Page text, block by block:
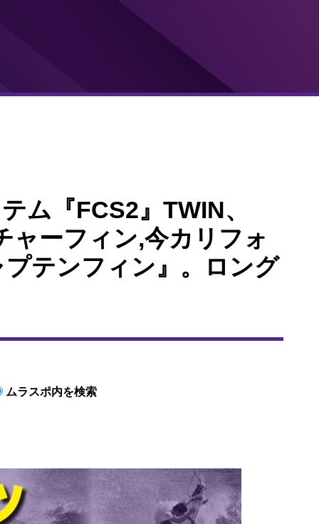
ム『FCS2』TWIN、
ャーフィン,今カリフォ
テンフィン』。ロング
ムラスポ内を検索